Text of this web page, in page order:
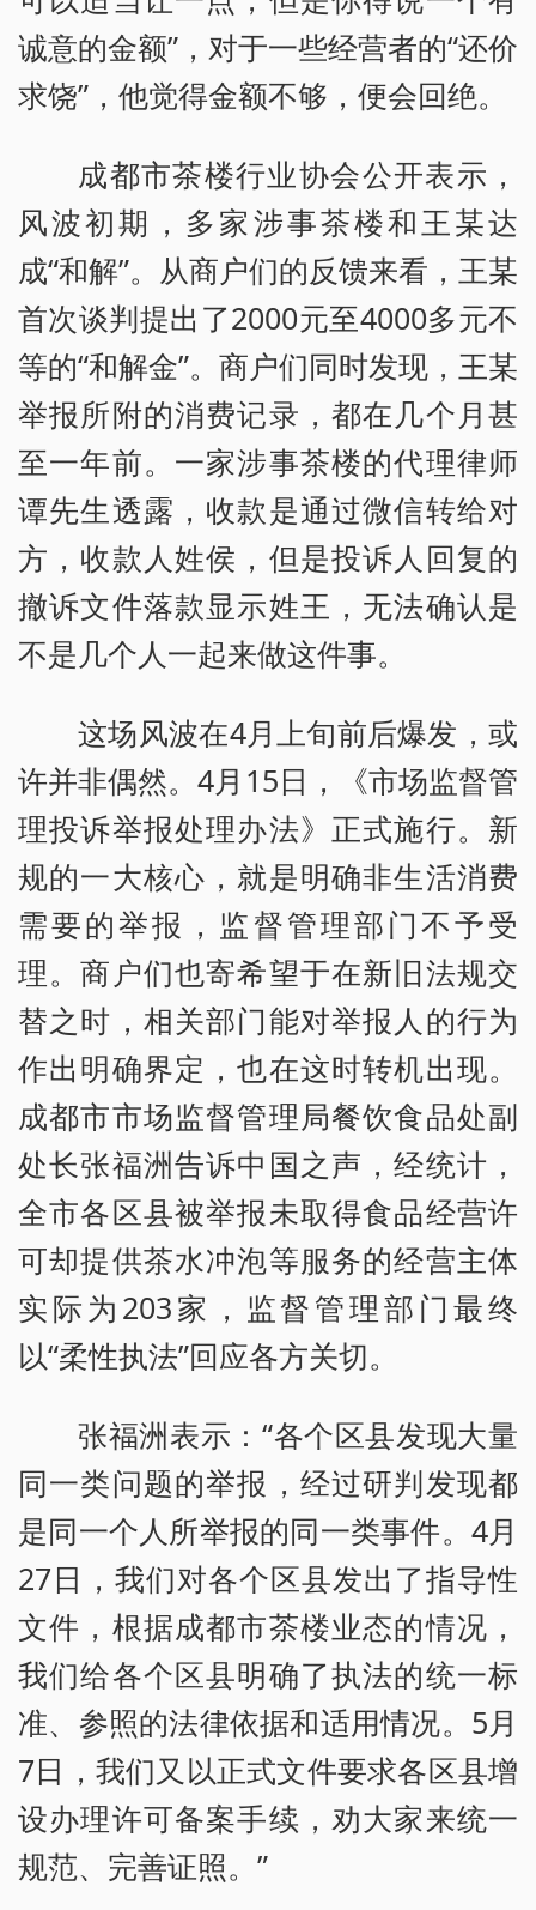
诚意的金额”，对于一些经营者的“还价
求饶”，他觉得金额不够，便会回绝。
成都市茶楼行业协会公开表示，
风波初期，多家涉事茶楼和王某达
成“和解”。从商户们的反馈来看，王某
首次谈判提出了2000元至4000多元不
等的“和解金”。商户们同时发现，王某
举报所附的消费记录，都在几个月甚
至一年前。一家涉事茶楼的代理律师
谭先生透露，收款是通过微信转给对
方，收款人姓侯，但是投诉人回复的
撤诉文件落款显示姓王，无法确认是
不是几个人一起来做这件事。
这场风波在4月上旬前后爆发，或
许并非偶然。4月15日，《市场监督管
理投诉举报处理办法》正式施行。新
规的一大核心，就是明确非生活消费
需要的举报，监督管理部门不予受
理。商户们也寄希望于在新旧法规交
替之时，相关部门能对举报人的行为
作出明确界定，也在这时转机出现。
成都市市场监督管理局餐饮食品处副
处长张福洲告诉中国之声，经统计，
全市各区县被举报未取得食品经营许
可却提供茶水冲泡等服务的经营主体
实际为203家，监督管理部门最终
以“柔性执法”回应各方关切。
张福洲表示：“各个区县发现大量
同一类问题的举报，经过研判发现都
是同一个人所举报的同一类事件。4月
27日，我们对各个区县发出了指导性
文件，根据成都市茶楼业态的情况，
我们给各个区县明确了执法的统一标
准、参照的法律依据和适用情况。5月
7日，我们又以正式文件要求各区县增
设办理许可备案手续，劝大家来统一
规范、完善证照。”